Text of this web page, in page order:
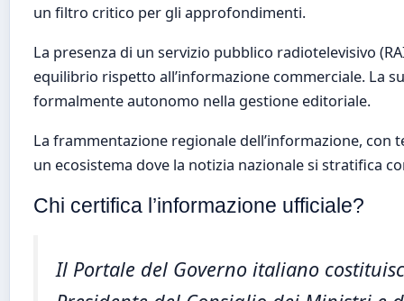
un filtro critico per gli approfondimenti.
La presenza di un servizio pubblico radiotelevisivo
equilibrio rispetto all’informazione commerciale. La
formalmente autonomo nella gestione editoriale.
La frammentazione regionale dell’informazione,
un ecosistema dove la notizia nazionale si stratifica
Chi certifica l’informazione ufficiale?
Il Portale del Governo italiano